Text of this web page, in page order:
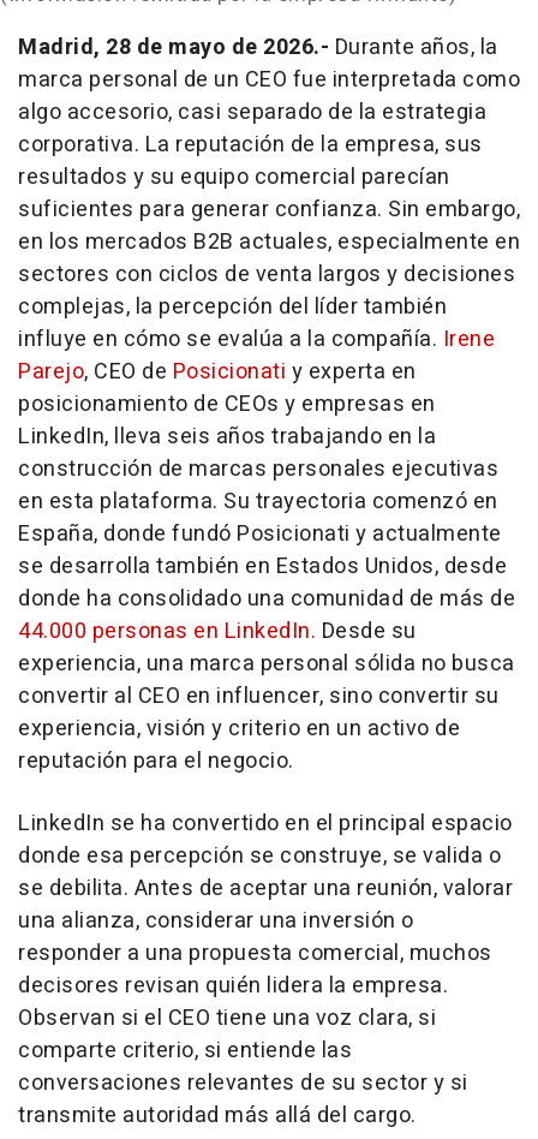
Madrid, 28 de mayo de 2026.- Durante años, la
marca personal de un CEO fue interpretada como
algo accesorio, casi separado de la estrategia
corporativa. La reputación de la empresa, sus
resultados y su equipo comercial parecían
suficientes para generar confianza. Sin embargo,
en los mercados B2B actuales, especialmente en
sectores con ciclos de venta largos y decisiones
complejas, la percepción del líder también
influye en cómo se evalúa a la compañía. Irene
Parejo, CEO de Posicionati y experta en
posicionamiento de CEOs y empresas en
LinkedIn, lleva seis años trabajando en la
construcción de marcas personales ejecutivas
en esta plataforma. Su trayectoria comenzó en
España, donde fundó Posicionati y actualmente
se desarrolla también en Estados Unidos, desde
donde ha consolidado una comunidad de más de
44.000 personas en LinkedIn. Desde su
experiencia, una marca personal sólida no busca
convertir al CEO en influencer, sino convertir su
experiencia, visión y criterio en un activo de
reputación para el negocio.
LinkedIn se ha convertido en el principal espacio
donde esa percepción se construye, se valida o
se debilita. Antes de aceptar una reunión, valorar
una alianza, considerar una inversión o
responder a una propuesta comercial, muchos
decisores revisan quién lidera la empresa.
Observan si el CEO tiene una voz clara, si
comparte criterio, si entiende las
conversaciones relevantes de su sector y si
transmite autoridad más allá del cargo.